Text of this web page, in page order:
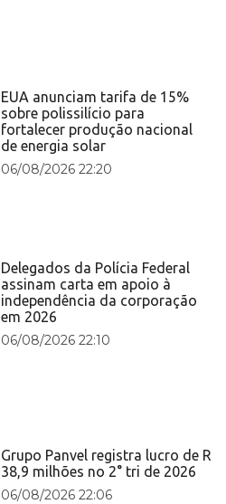
EUA anunciam tarifa de 15%
sobre polissilício para
fortalecer produção nacional
de energia solar
06/08/2026 22:20
Delegados da Polícia Federal
assinam carta em apoio à
independência da corporação
em 2026
06/08/2026 22:10
Grupo Panvel registra lucro de R
38,9 milhões no 2° tri de 2026
06/08/2026 22:06